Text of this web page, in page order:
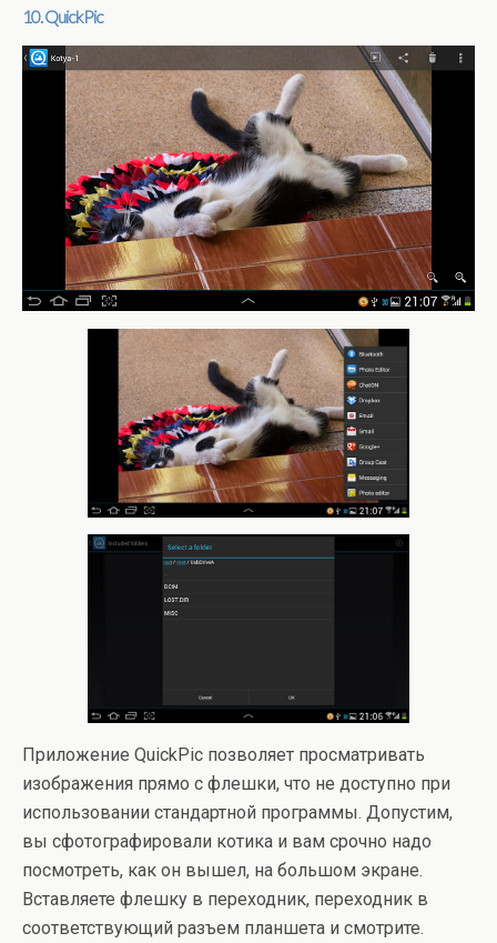
10. QuickPic
Приложение QuickPic позволяет просматривать
изображения прямо с флешки, что не доступно при
использовании стандартной программы. Допустим,
вы сфотографировали котика и вам срочно надо
посмотреть, как он вышел, на большом экране.
Вставляете флешку в переходник, переходник в
соответствующий разъем планшета и смотрите.